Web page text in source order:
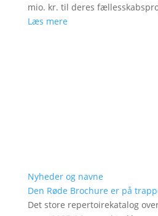
mio. kr. til deres
Læs mere
Nyheder og navne
Den Røde Brochure er på
Det store repertoirekatalog